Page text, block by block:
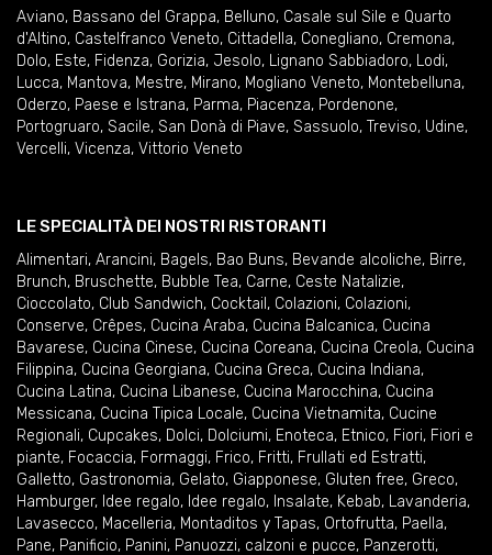
Aviano, Bassano del Grappa, Belluno, Casale sul Sile e Quarto
d'Altino, Castelfranco Veneto, Cittadella, Conegliano, Cremona,
Dolo, Este, Fidenza, Gorizia, Jesolo, Lignano Sabbiadoro, Lodi,
Lucca, Mantova, Mestre, Mirano, Mogliano Veneto, Montebelluna,
Oderzo, Paese e Istrana, Parma, Piacenza, Pordenone,
Portogruaro, Sacile, San Donà di Piave, Sassuolo, Treviso, Udine,
Vercelli, Vicenza, Vittorio Veneto
LE SPECIALITÀ DEI NOSTRI RISTORANTI
Alimentari, Arancini, Bagels, Bao Buns, Bevande alcoliche, Birre,
Brunch, Bruschette, Bubble Tea, Carne, Ceste Natalizie,
Cioccolato, Club Sandwich, Cocktail , Colazioni, Colazioni,
Conserve, Crêpes, Cucina Araba, Cucina Balcanica, Cucina
Bavarese, Cucina Cinese, Cucina Coreana, Cucina Creola, Cucina
Filippina, Cucina Georgiana, Cucina Greca, Cucina Indiana,
Cucina Latina, Cucina Libanese, Cucina Marocchina, Cucina
Messicana, Cucina Tipica Locale, Cucina Vietnamita, Cucine
Regionali, Cupcakes, Dolci, Dolciumi, Enoteca, Etnico, Fiori, Fiori e
piante, Focaccia, Formaggi, Frico, Fritti, Frullati ed Estratti,
Galletto, Gastronomia, Gelato, Giapponese, Gluten free, Greco,
Hamburger, Idee regalo, Idee regalo, Insalate, Kebab, Lavanderia,
Lavasecco, Macelleria, Montaditos y Tapas, Ortofrutta, Paella,
Pane, Panificio, Panini, Panuozzi, calzoni e pucce, Panzerotti,